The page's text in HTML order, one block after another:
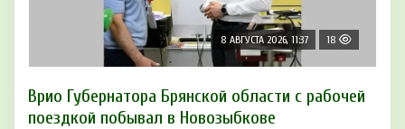
8 АВГУСТА 2026, 11:37 18
Врио Губернатора Брянской области с рабочей
поездкой побывал в Новозыбкове